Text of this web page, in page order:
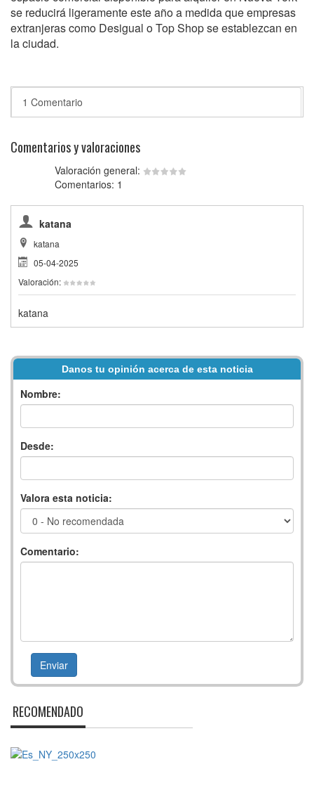
se reducirá ligeramente este año a medida que empresas
extranjeras como Desigual o Top Shop se establezcan en
la ciudad.
1 Comentario
Comentarios y valoraciones
Valoración general:
Comentarios: 1
katana
katana
05-04-2025
Valoración:
katana
Danos tu opinión acerca de esta noticia
Nombre:
Desde:
Valora esta noticia:
Comentario:
RECOMENDADO